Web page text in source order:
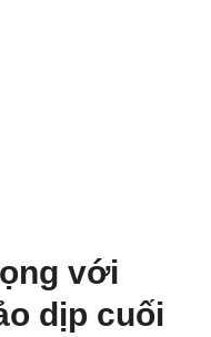
với
dịp cuối